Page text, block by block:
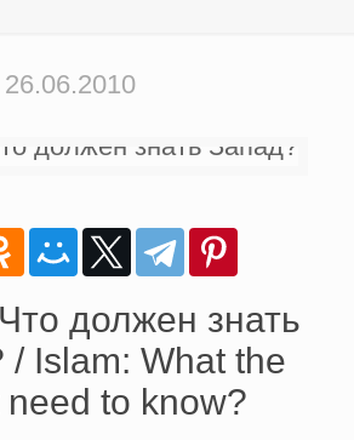
26.06.2010
должен знать
/ Islam: What the
need to know?